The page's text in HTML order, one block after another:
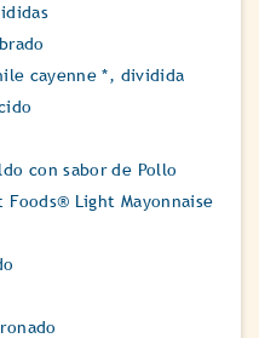
cayenne *, dividida
con sabor de Pollo
Light Mayonnaise